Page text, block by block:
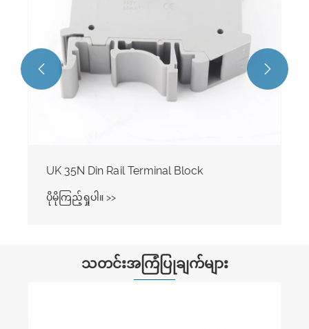
 
သတင်းအကြံပြုချက်များ